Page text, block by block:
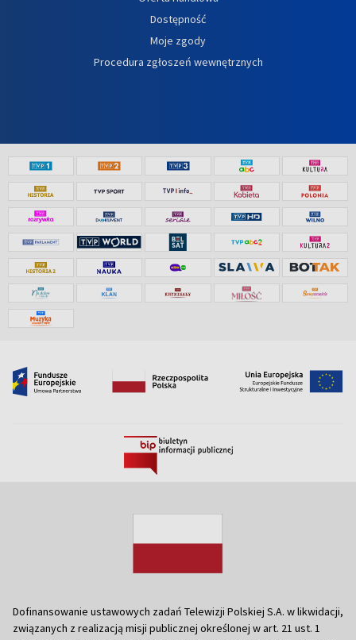
Dostępność
Moje zgody
Procedura zgłoszeń wewnętrznych
Dofinansowanie ustawowych zadań Telewizji Polskiej S.A. w likwidacji,
związanych z realizacją misji publicznej określonej w art. 21 ust. 1